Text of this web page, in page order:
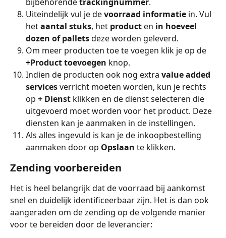
Uiteindelijk vul je de voorraad informatie in. Vul
het aantal stuks, het product en in hoeveel
dozen of pallets deze worden geleverd.
Om meer producten toe te voegen klik je op de
+Product toevoegen knop.
Indien de producten ook nog extra value added
services verricht moeten worden, kun je rechts
op + Dienst klikken en de dienst selecteren die
uitgevoerd moet worden voor het product. Deze
diensten kan je aanmaken in de instellingen.
Als alles ingevuld is kan je de inkoopbestelling
aanmaken door op Opslaan te klikken.
Zending voorbereiden
Het is heel belangrijk dat de voorraad bij aankomst
snel en duidelijk identificeerbaar zijn. Het is dan ook
aangeraden om de zending op de volgende manier
voor te bereiden door de leverancier: